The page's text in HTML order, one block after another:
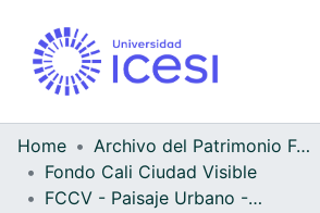
Home
Archivo del Patrimonio Fotográfico y Fílmico del Valle del Cauca
Fondo Cali Ciudad Visible
FCCV - Paisaje Urbano - Patrimonial